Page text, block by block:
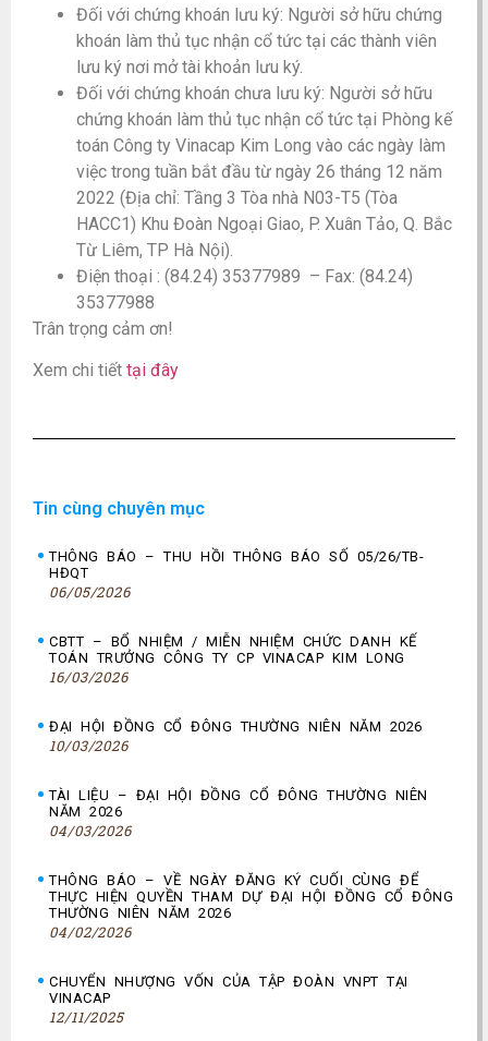
Đối với chứng khoán lưu ký: Người sở hữu chứng
khoán làm thủ tục nhận cổ tức tại các thành viên
lưu ký nơi mở tài khoản lưu ký.
Đối với chứng khoán chưa lưu ký: Người sở hữu
chứng khoán làm thủ tục nhận cổ tức tại Phòng kế
toán Công ty Vinacap Kim Long vào các ngày làm
việc trong tuần bắt đầu từ ngày 26 tháng 12 năm
2022 (Địa chỉ: Tầng 3 Tòa nhà N03-T5 (Tòa
HACC1) Khu Đoàn Ngoại Giao, P. Xuân Tảo, Q. Bắc
Từ Liêm, TP Hà Nội).
Điện thoại : (84.24) 35377989 – Fax: (84.24)
35377988
Trân trọng cảm ơn!
Xem chi tiết tại đây
Tin cùng chuyên mục
THÔNG BÁO – THU HỒI THÔNG BÁO SỐ 05/26/TB-
HĐQT
06/05/2026
CBTT – BỔ NHIỆM / MIỄN NHIỆM CHỨC DANH KẾ
TOÁN TRƯỞNG CÔNG TY CP VINACAP KIM LONG
16/03/2026
ĐẠI HỘI ĐỒNG CỔ ĐÔNG THƯỜNG NIÊN NĂM 2026
10/03/2026
TÀI LIỆU – ĐẠI HỘI ĐỒNG CỔ ĐÔNG THƯỜNG NIÊN
NĂM 2026
04/03/2026
THÔNG BÁO – VỀ NGÀY ĐĂNG KÝ CUỐI CÙNG ĐỂ
THỰC HIỆN QUYỀN THAM DỰ ĐẠI HỘI ĐỒNG CỔ ĐÔNG
THƯỜNG NIÊN NĂM 2026
04/02/2026
CHUYỂN NHƯỢNG VỐN CỦA TẬP ĐOÀN VNPT TẠI
VINACAP
12/11/2025